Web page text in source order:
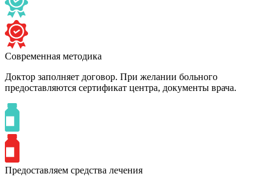
Современная методика
Доктор заполняет договор. При желании больного
предоставляются сертификат центра, документы врача.
Предоставляем средства лечения